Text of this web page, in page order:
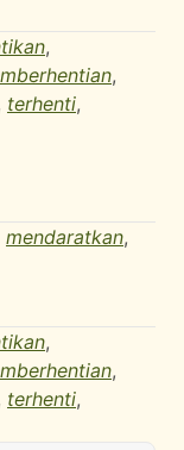
,
,
terhenti,
mendaratkan,
,
,
terhenti,